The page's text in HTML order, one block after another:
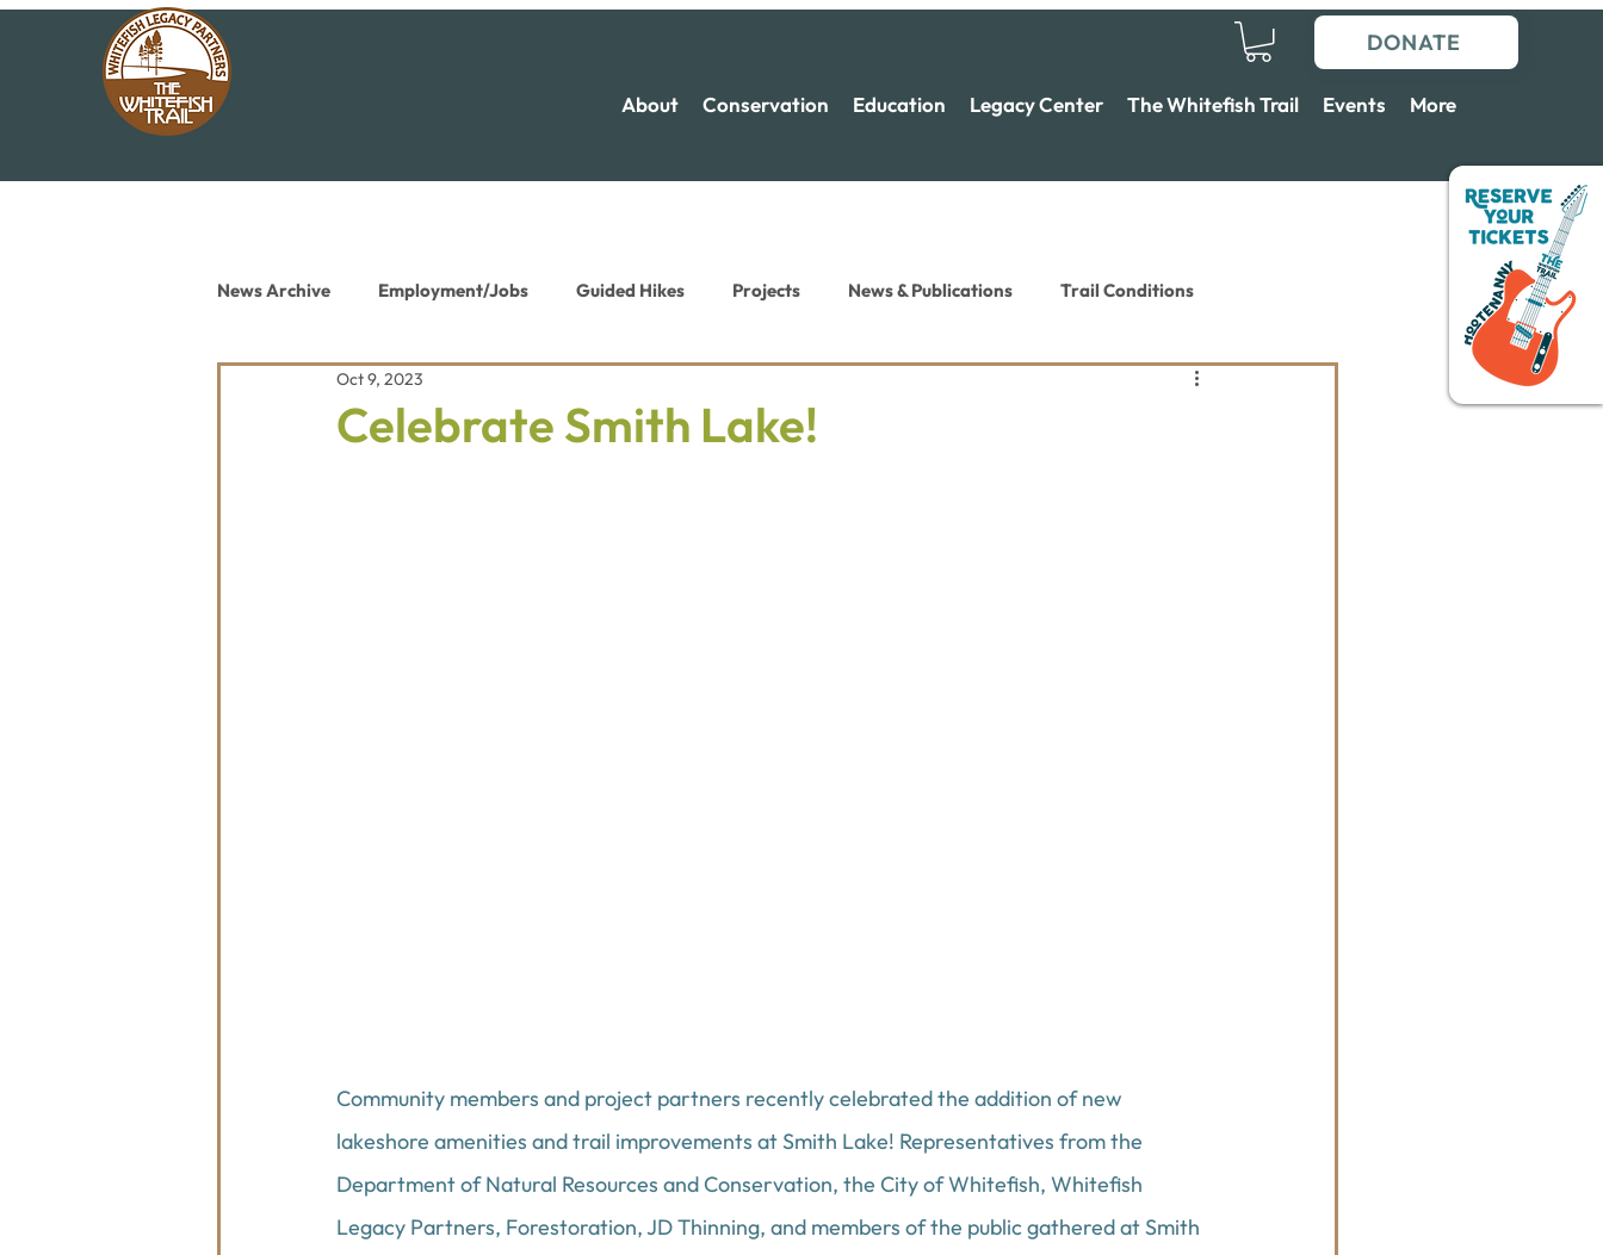
DONATE
About Conservation Education Legacy Center The Whitefish Trail Events More
News Archive Employment/Jobs Guided Hikes Projects News & Publications Trail Conditions
Conservation News
Celebrate Smith Lake!
Oct 9, 2023
Community members and project partners recently celebrated the addition of new
lakeshore amenities and trail improvements at Smith Lake! Representatives from the
Department of Natural Resources and Conservation, the City of Whitefish, Whitefish
Legacy Partners, Forestoration, JD Thinning, and members of the public gathered at Smith